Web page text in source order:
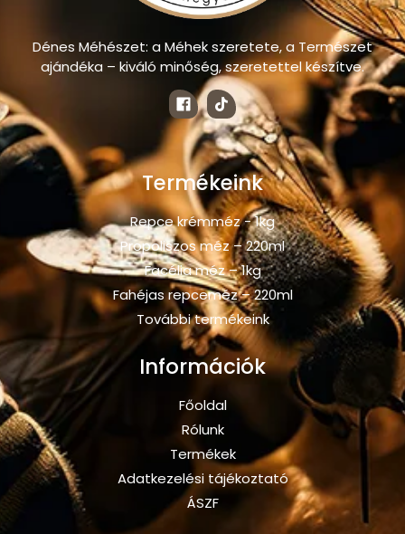
Dénes Méhészet: a Méhek szeretete, a Természet
ajándéka – kiváló minőség, szeretettel készítve.
Termékeink
Repce krémméz - 1kg
Propoliszos méz – 220ml
Facélia méz – 1kg
Fahéjas repceméz – 220ml
További termékeink
Információk
Főoldal
Rólunk
Termékek
Adatkezelési tájékoztató
ÁSZF